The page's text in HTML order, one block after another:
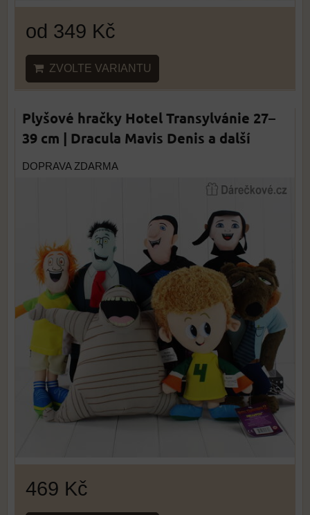
od 349 Kč
ZVOLTE VARIANTU
Plyšové hračky Hotel Transylvánie 27–
39 cm | Dracula Mavis Denis a další
DOPRAVA ZDARMA
469 Kč